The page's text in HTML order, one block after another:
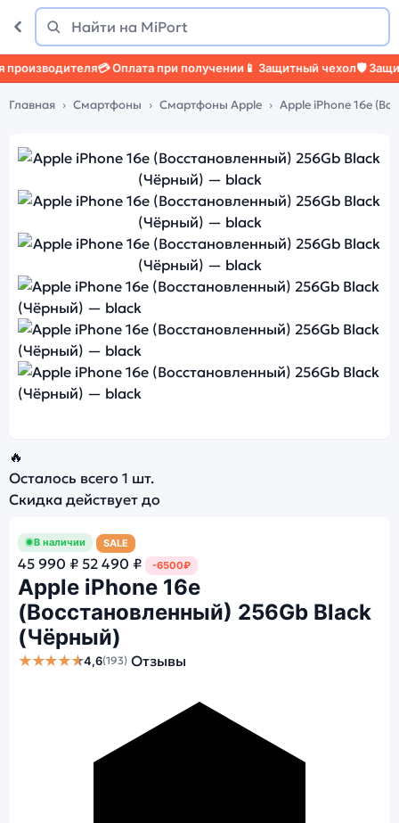
Поиск
Найти
💳 Оплата при получении📱 Защитный чехол🛡️ Защитное
Главная Смартфоны Смартфоны Apple Apple iPhone 16e
🔥
Осталось всего 1 шт.
Скидка действует до
В наличии SALE
45 990 ₽ 52 490 ₽ -6500₽
Apple iPhone 16e
(Восстановленный) 256Gb Black
(Чёрный)
★★★★★4,6(193) Отзывы